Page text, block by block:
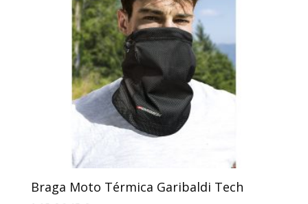
Braga Moto Térmica Garibaldi Tech